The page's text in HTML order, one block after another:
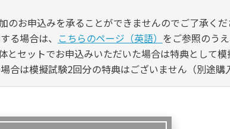
お申込みを承ることができませんのでご了承くだ
る場合は、 こちらのページ（英語） をご参照のう
とセットでお申込みいただいた場合は特典として
合は模擬試験2回分の特典はございません（別途購